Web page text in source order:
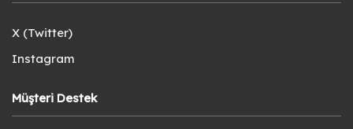
X (Twitter)
Instagram
Müşteri Destek